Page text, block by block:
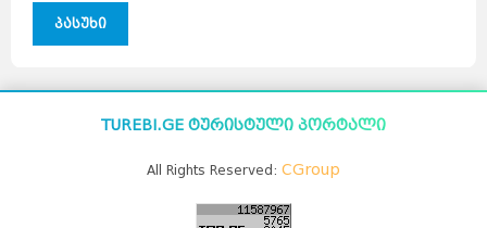
პასუხი
TUREBI.GE ტურისტული პორტალი
All Rights Reserved: CGroup